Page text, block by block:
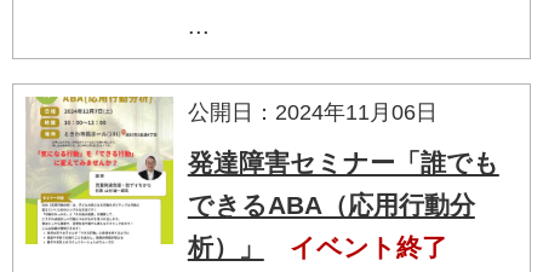
...
公開日：2024年11月06日
発達障害セミナー「誰でも
できるABA（応用行動分
析）」
イベント終了